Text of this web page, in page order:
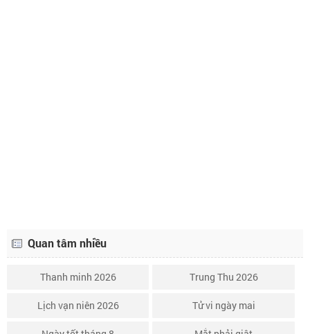
Quan tâm nhiều
Thanh minh 2026 Trung Thu 2026
Lịch vạn niên 2026 Tử vi ngày mai